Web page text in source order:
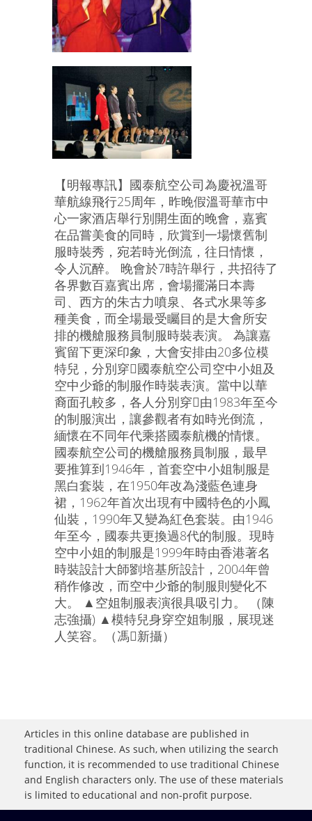
【明報專訊】國泰航空公司為慶祝溫哥
華航線飛行25周年，昨晚假溫哥華市中
心一家酒店舉行別開生面的晚會，嘉賓
在品嘗美食的同時，欣賞到一場懷舊制
服時裝秀，宛若時光倒流，往日情懷，
令人沉醉。 晚會於7時許舉行，共招待了
各界數百嘉賓出席，會場擺滿日本壽
司、西方的朱古力噴泉、各式水果等多
種美食，而全場最受矚目的是大會所安
排的機艙服務員制服時裝表演。 為讓嘉
賓留下更深印象，大會安排由20多位模
特兒，分別穿國泰航空公司空中小姐及
空中少爺的制服作時裝表演。當中以華
裔面孔較多，各人分別穿由1983年至今
的制服演出，讓參觀者有如時光倒流，
緬懷在不同年代乘搭國泰航機的情懷。
國泰航空公司的機艙服務員制服，最早
要推算到1946年，首套空中小姐制服是
黑白套裝，在1950年改為淺藍色連身
裙，1962年首次出現有中國特色的小鳳
仙裝，1990年又變為紅色套裝。由1946
年至今，國泰共更換過8代的制服。現時
空中小姐的制服是1999年時由香港著名
時裝設計大師劉培基所設計，2004年曾
稍作修改，而空中少爺的制服則變化不
大。 ▲空姐制服表演很具吸引力。 （陳
志強攝) ▲模特兒身穿空姐制服，展現迷
人笑容。（馮新攝）
Articles in this online database are published in
traditional Chinese. As such, when utilizing the search
function, it is recommended to use traditional Chinese
and English characters only. The use of these materials
is limited to educational and non-profit purpose.